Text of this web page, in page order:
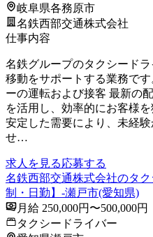
岐阜県各務原市
名鉄西部交通株式会社
仕事内容
名鉄グループのタクシード
移動をサポートする業務で
ーの運転および接客 最新の
を活用し、効率的にお客様
安定した需要により、未経
せ…
求人を見る応募する
名鉄西部交通株式会社のタ
制・日勤】-瀬戸市(愛知県)
月給 250,000円〜500,000円
タクシードライバー